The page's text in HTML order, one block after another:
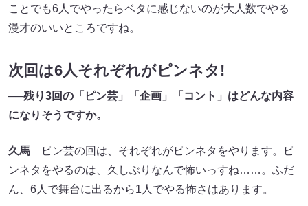
ことでも6人でやったらベタに感じないのが大人数でやる
漫才のいいところですね。
次回は6人それぞれがピンネタ!
──残り3回の「ピン芸」「企画」「コント」はどんな内容
になりそうですか。
久馬 ピン芸の回は、それぞれがピンネタをやります。ピ
ンネタをやるのは、久しぶりなんで怖いっすね……。ふだ
ん、6人で舞台に出るから1人でやる怖さはあります。